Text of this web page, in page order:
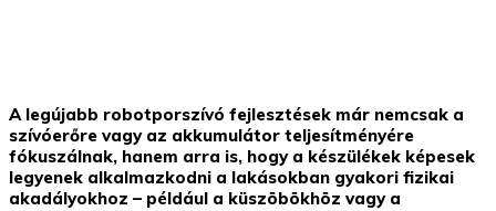
A legújabb robotporszívó fejlesztések már nemcsak a
szívóerőre vagy az akkumulátor teljesítményére
fókuszálnak, hanem arra is, hogy a készülékek képesek
legyenek alkalmazkodni a lakásokban gyakori fizikai
akadályokhoz – például a küszöbökhöz vagy a